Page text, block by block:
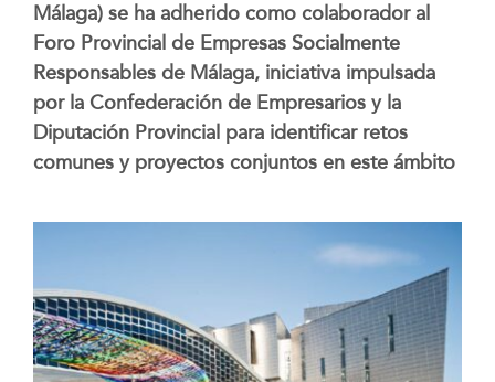
Málaga) se ha adherido como colaborador al
Foro Provincial de Empresas Socialmente
Responsables de Málaga, iniciativa impulsada
por la Confederación de Empresarios y la
Diputación Provincial para identificar retos
comunes y proyectos conjuntos en este ámbito